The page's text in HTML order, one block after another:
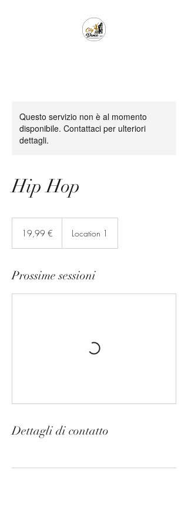
Questo servizio non è al momento
disponibile. Contattaci per ulteriori
dettagli.
Hip Hop
19,99 € Location 1
Prossime sessioni
Dettagli di contatto